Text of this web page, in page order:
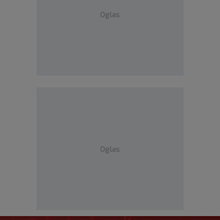
Oglas
Oglas